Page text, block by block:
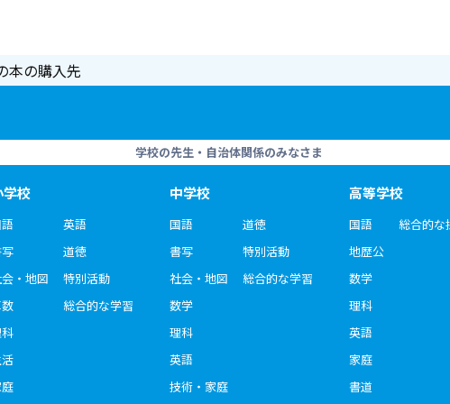
本の購入先
学校の先生・自治体関係のみなさま
学校
・地図
英語
道徳
特別活動
総合的な学習
中学校
国語
書写
社会・地図
数学
理科
英語
技術・家庭
道徳
特別活動
総合的な学習
高等学校
国語
地歴公
数学
理科
英語
家庭
書道
総合的な